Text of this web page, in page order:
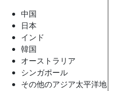
中国
日本
インド
韓国
オーストラリア
シンガポール
その他のアジア太平洋地